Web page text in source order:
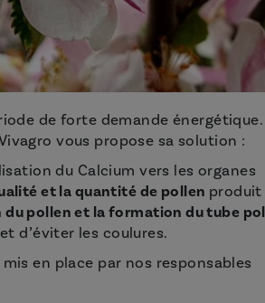
de forte demande énergétique.
vous propose sa solution :
du Calcium vers les organes
et la quantité de pollen produit
du pollen et la formation du tube
et d’éviter les coulures.
en place par nos responsables